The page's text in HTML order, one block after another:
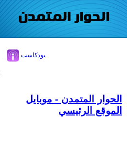
بودكاست
الحوار المتمدن - موبايل
الموقع الرئيسي